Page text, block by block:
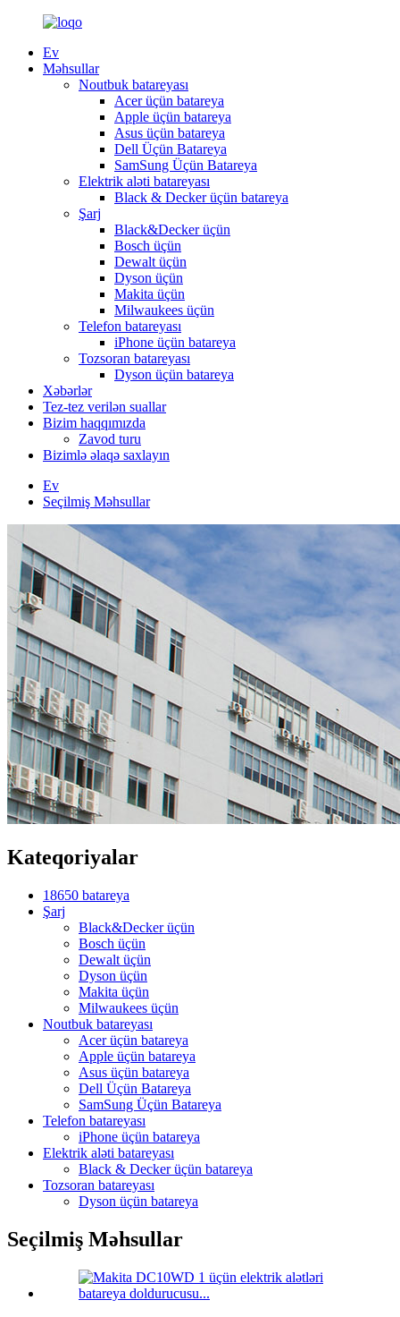
Ev
Məhsullar
Noutbuk batareyası
Acer üçün batareya
Apple üçün batareya
Asus üçün batareya
Dell Üçün Batareya
SamSung Üçün Batareya
Elektrik aləti batareyası
Black & Decker üçün batareya
Şarj
Black&Decker üçün
Bosch üçün
Dewalt üçün
Dyson üçün
Makita üçün
Milwaukees üçün
Telefon batareyası
iPhone üçün batareya
Tozsoran batareyası
Dyson üçün batareya
Xəbərlər
Tez-tez verilən suallar
Bizim haqqımızda
Zavod turu
Bizimlə əlaqə saxlayın
Ev
Seçilmiş Məhsullar
Kateqoriyalar
18650 batareya
Şarj
Black&Decker üçün
Bosch üçün
Dewalt üçün
Dyson üçün
Makita üçün
Milwaukees üçün
Noutbuk batareyası
Acer üçün batareya
Apple üçün batareya
Asus üçün batareya
Dell Üçün Batareya
SamSung Üçün Batareya
Telefon batareyası
iPhone üçün batareya
Elektrik aləti batareyası
Black & Decker üçün batareya
Tozsoran batareyası
Dyson üçün batareya
Seçilmiş Məhsullar